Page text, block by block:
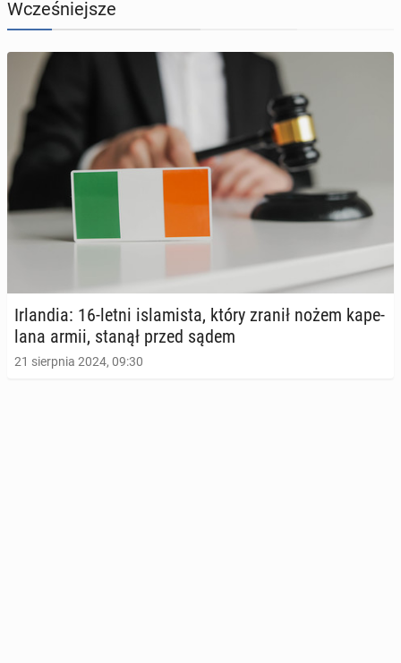
Wcześniejsze
Ir­lan­dia: 16-letni is­la­mi­sta, który zranił nożem ka­pe­
la­na armii, stanął przed sądem
21 sierpnia 2024, 09:30